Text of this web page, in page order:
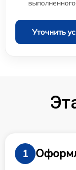
Уточнить
1